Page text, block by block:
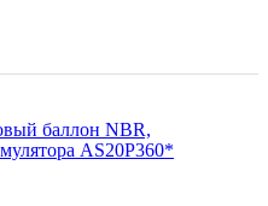
баллон NBR,
AS20P360*